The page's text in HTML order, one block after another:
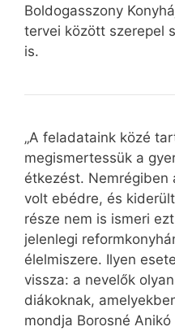
Boldogasszony
tervei között szerepel
is.
„A feladataink közé
megismertessük a
étkezést. Nemrégiben
volt ebédre, és
része nem is ismeri
jelenlegi
élelmiszere. Ilyen
vissza: a nevelők
diákoknak,
mondja Borosné